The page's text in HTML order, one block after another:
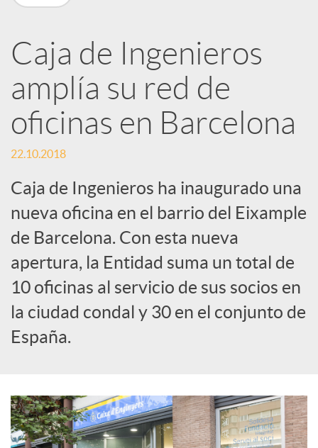
e
d
e
s
S
o
c
a
Caja de Ingenieros
amplía su red de
oficinas en Barcelona
22.10.2018
Caja de Ingenieros ha inaugurado una
nueva oficina en el barrio del Eixample
de Barcelona. Con esta nueva
apertura, la Entidad suma un total de
10 oficinas al servicio de sus socios en
la ciudad condal y 30 en el conjunto de
España.